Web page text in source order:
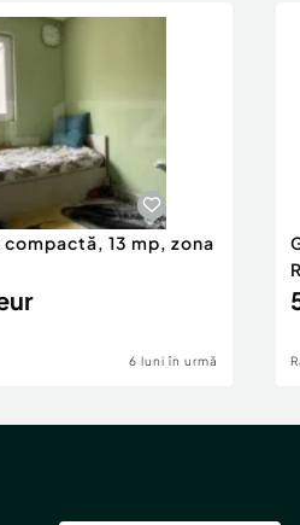
13 mp, zona
6 luni în urmă